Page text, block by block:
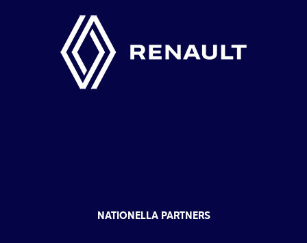
NATIONELLA PARTNERS